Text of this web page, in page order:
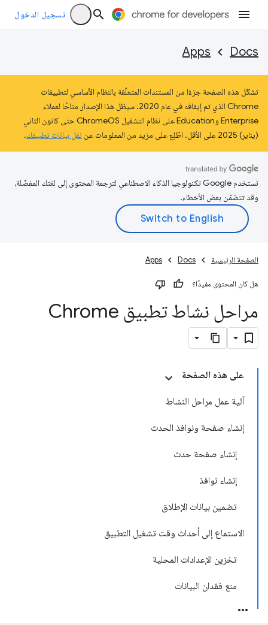
تسجيل الدخول
Docs
Apps
تشكّل هذه الصفحة جزءًا من المستندات المتعلّقة بالنظام الأساسي لتطبيقات
Chrome الذي تم إيقافه في عام 2020. سيظل هذا الإصدار متاحًا لعملاء
Enterprise وEducation على نظام التشغيل ChromeOS حتى كانون الثاني
(يناير) 2025 على الأقل. اطّلِع على مزيد من المعلومات عن
نقل بيانات تطبيقك.
تستخدم Google تكنولوجيا الذكاء الاصطناعي لترجمة المحتوى إلى لغتك المفضّلة،
وقد تتضمّن بعض الأخطاء.
الصفحة الرئيسية Docs
Apps
هل كان المحتوى مفيدًا؟
مراحل نشاط تطبيق Chrome
على هذه الصفحة
آلية عمل مراحل النشاط
إنشاء صفحة ونوافذ الحدث
إنشاء صفحة حدث
إنشاء نوافذ
تضمين بيانات الإطلاق
الاستماع إلى أحداث وقت تشغيل التطبيق
تخزين الإعدادات المحلية
منع فقدان البيانات